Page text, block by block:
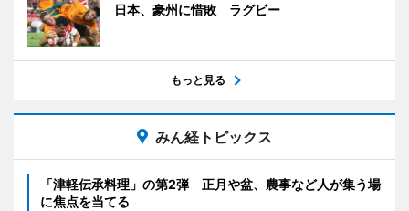
日本、豪州に惜敗 ラグビー
もっと見る
みん経トピックス
「津軽伝承料理」の第2弾 正月や盆、農事など人が集う場
に焦点を当てる